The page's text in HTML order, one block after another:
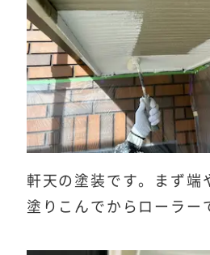
軒天の塗装です。まず端
塗りこんでからローラー